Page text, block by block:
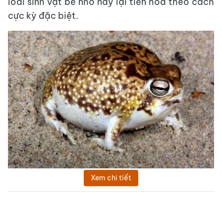
cực kỳ đặc biệt.
Xem chi tiết